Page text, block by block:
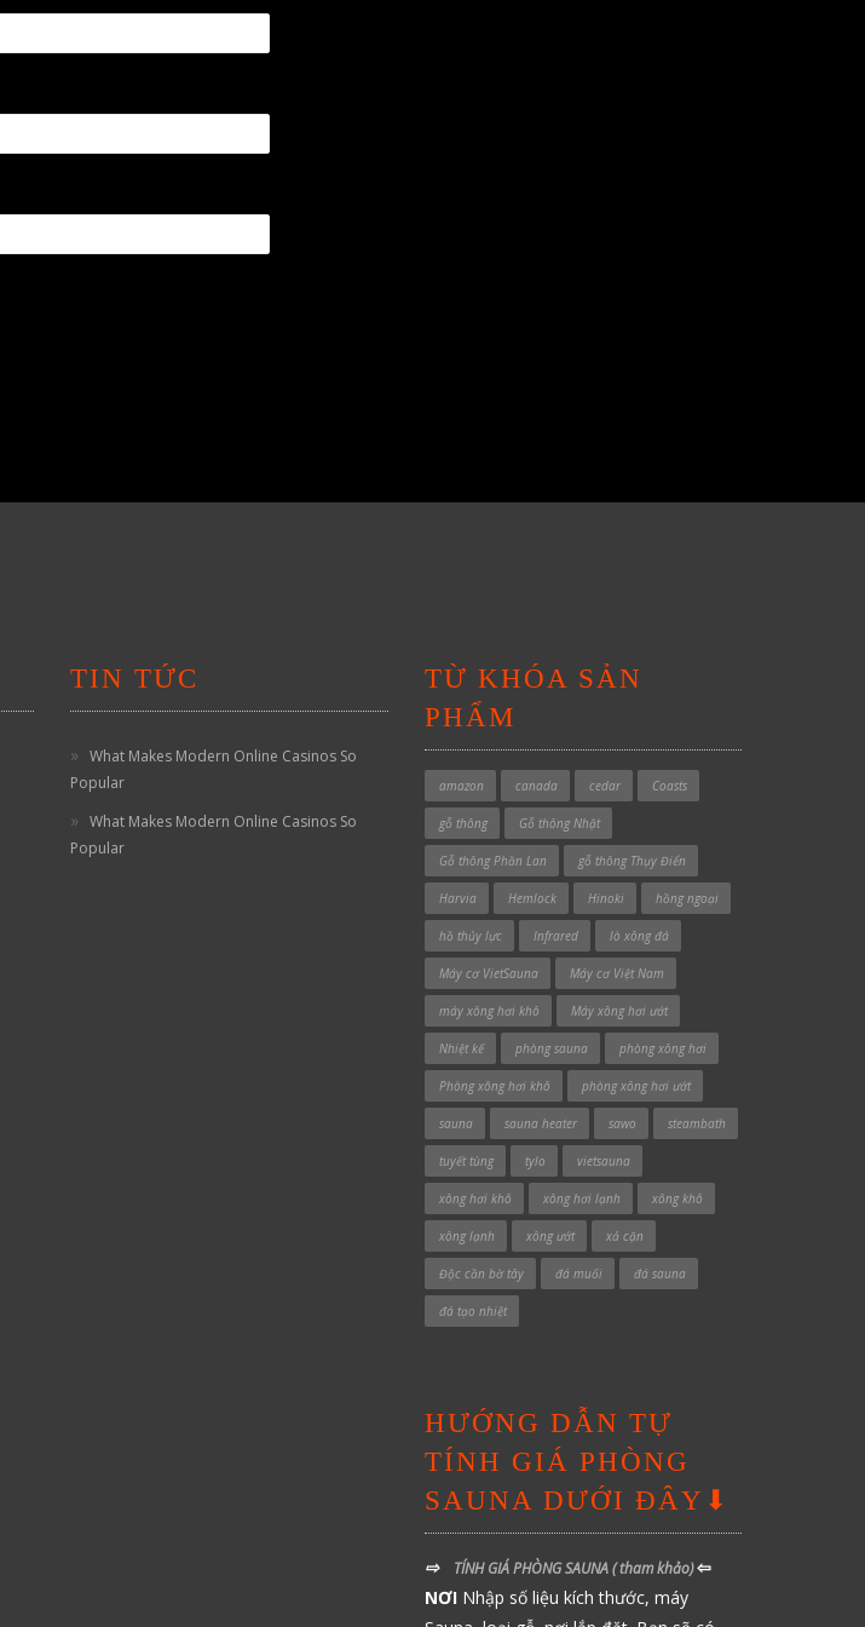
TIN TỨC
What Makes Modern Online Casinos So
Popular
What Makes Modern Online Casinos So
Popular
TỪ KHÓA SẢN
PHẨM
amazon canada cedar Coasts
gỗ thông Gỗ thông Nhật
Gỗ thông Phần Lan gỗ thông Thụy Điển
Harvia Hemlock Hinoki hồng ngoại
hồ thủy lực Infrared lò xông đá
Máy cơ VietSauna Máy cơ Việt Nam
máy xông hơi khô Máy xông hơi ướt
Nhiệt kế phòng sauna phòng xông hơi
Phòng xông hơi khô phòng xông hơi ướt
sauna sauna heater sawo steambath
tuyết tùng tylo vietsauna
xông hơi khô xông hơi lạnh xông khô
xông lạnh xông ướt xả cặn
Độc cần bờ tây đá muối đá sauna
đá tạo nhiệt
HƯỚNG DẪN TỰ
TÍNH GIÁ PHÒNG
SAUNA DƯỚI ĐÂY⬇
⇨ TÍNH GIÁ PHÒNG SAUNA( tham khảo)⇦
NƠI Nhập số liệu kích thước, máy